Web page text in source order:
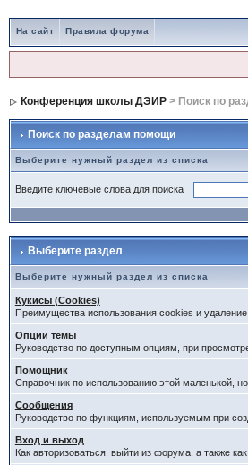
На сайт Правила форума
Конференция школы ДЭИР> Поиск по
Поиск по разделам помощи
Выберите нужный раздел из списка
Введите ключевые слова для поиска
Выберите раздел
Выберите нужный раздел из списка
Кукисы (Cookies)
Преимущества использования cookies и
Опции темы
Руководство по доступным опциям, при
Помощник
Справочник по использованию этой маленькой,
Сообщения
Руководство по функциям, используемым при
Вход и выход
Как авторизоваться, выйти из форума, а также